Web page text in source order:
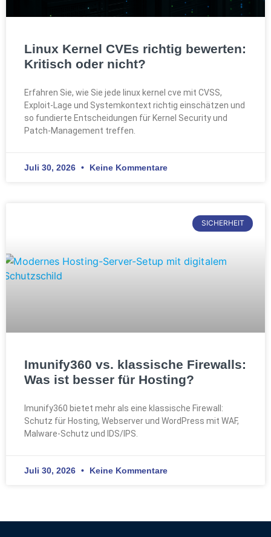
Linux Kernel CVEs richtig bewerten:
Kritisch oder nicht?
Erfahren Sie, wie Sie jede linux kernel cve mit CVSS,
Exploit-Lage und Systemkontext richtig einschätzen und
so fundierte Entscheidungen für Kernel Security und
Patch-Management treffen.
Juli 30, 2026 Keine Kommentare
SICHERHEIT
Imunify360 vs. klassische Firewalls:
Was ist besser für Hosting?
Imunify360 bietet mehr als eine klassische Firewall:
Schutz für Hosting, Webserver und WordPress mit WAF,
Malware-Schutz und IDS/IPS.
Juli 30, 2026 Keine Kommentare